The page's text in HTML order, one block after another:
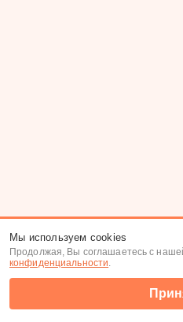
Мы используем cookies
Продолжая, Вы соглашаетесь с
конфиденциальности.